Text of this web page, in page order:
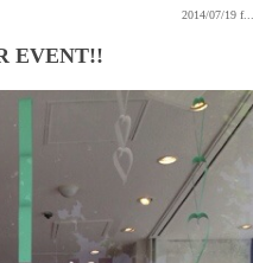
2014/07/19 f...
EVENT!!